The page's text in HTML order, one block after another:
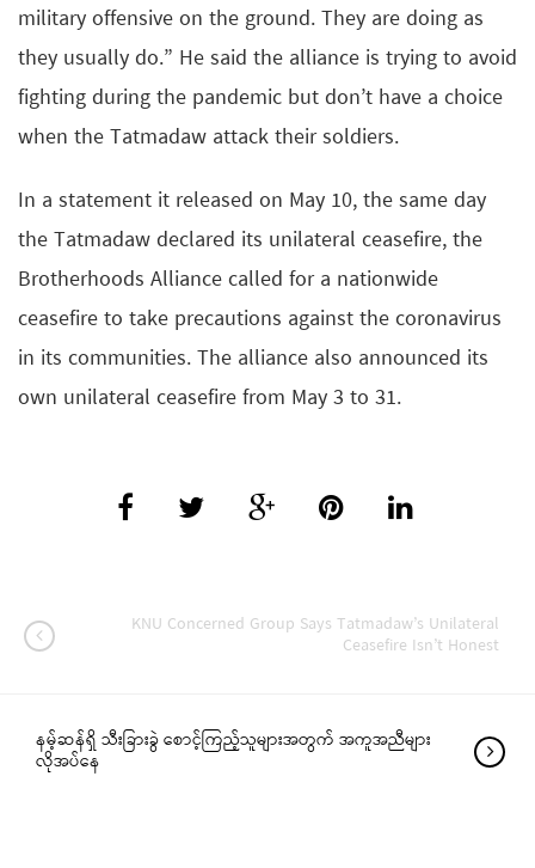
military offensive on the ground. They are doing as
they usually do.” He said the alliance is trying to avoid
fighting during the pandemic but don’t have a choice
when the Tatmadaw attack their soldiers.
In a statement it released on May 10, the same day
the Tatmadaw declared its unilateral ceasefire, the
Brotherhoods Alliance called for a nationwide
ceasefire to take precautions against the coronavirus
in its communities. The alliance also announced its
own unilateral ceasefire from May 3 to 31.
KNU Concerned Group Says Tatmadaw’s Unilateral
Ceasefire Isn’t Honest
နမ့်ဆန်ရှိ သီးခြားခွဲ စောင့်ကြည့်သူများအတွက် အကူအညီများ
လိုအပ်နေ